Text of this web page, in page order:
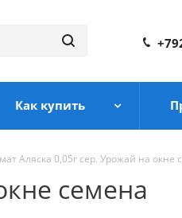
Как купить
Аляска 0,05г сер. Урожай на окне
семена